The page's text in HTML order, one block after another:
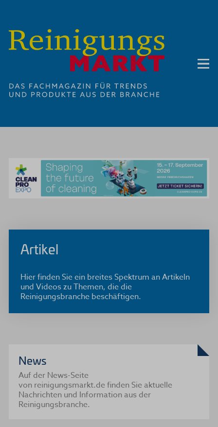
Artikel
Hier finden Sie ein breites Spektrum an Artikeln
und Videos zu Themen, die die
Reinigungsbranche beschäftigen.
News
Auf der News-Seite
von reinigungsmarkt.de finden Sie aktuelle
Nachrichten und Information aus der
Reinigungsbranche.